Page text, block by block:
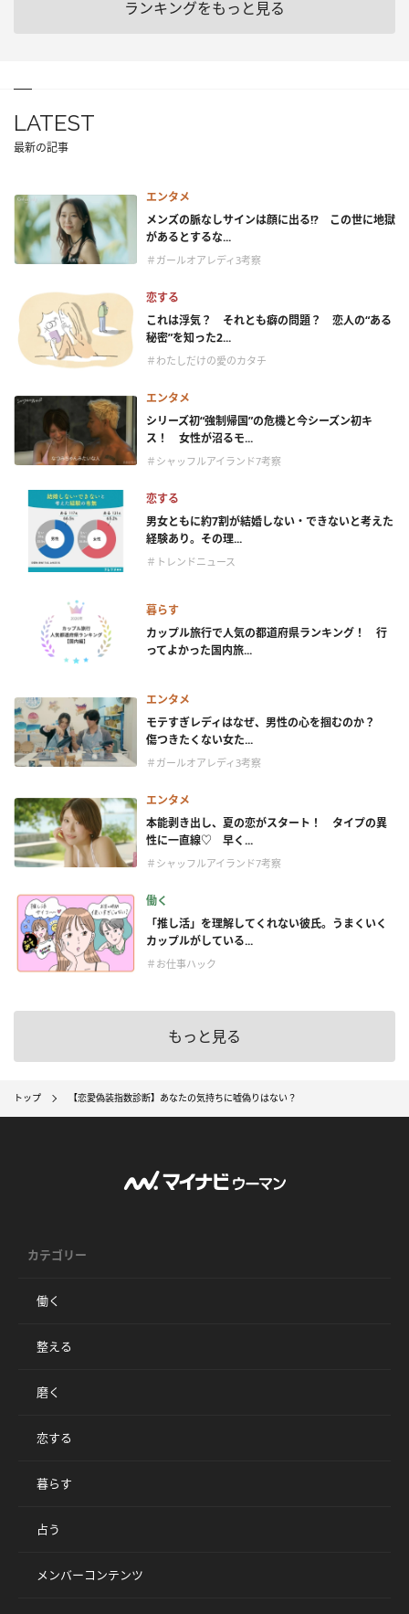
ランキングをもっと見る
LATEST
最新の記事
エンタメ
メンズの脈なしサインは顔に出る!? この世に地獄
があるとするな...
＃ガールオアレディ3考察
恋する
これは浮気？ それとも癖の問題？ 恋人の“ある
秘密”を知った2...
＃わたしだけの愛のカタチ
エンタメ
シリーズ初“強制帰国”の危機と今シーズン初キ
ス！ 女性が沼るモ...
＃シャッフルアイランド7考察
恋する
男女ともに約7割が結婚しない・できないと考えた
経験あり。その理...
＃トレンドニュース
暮らす
カップル旅行で人気の都道府県ランキング！ 行
ってよかった国内旅...
エンタメ
モテすぎレディはなぜ、男性の心を掴むのか？
傷つきたくない女た...
＃ガールオアレディ3考察
エンタメ
本能剥き出し、夏の恋がスタート！ タイプの異
性に一直線♡ 早く...
＃シャッフルアイランド7考察
働く
「推し活」を理解してくれない彼氏。うまくいく
カップルがしている...
＃お仕事ハック
もっと見る
トップ 【恋愛偽装指数診断】あなたの気持ちに嘘偽りはない？
カテゴリー
働く
整える
磨く
恋する
暮らす
占う
メンバーコンテンツ